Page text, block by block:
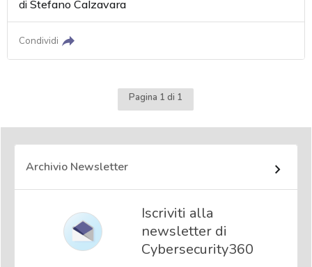
diStefano Calzavara
Condividi
Pagina 1 di 1
Archivio Newsletter
Iscriviti alla
newsletter di
Cybersecurity360